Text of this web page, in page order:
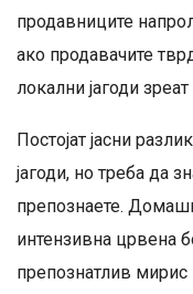
продавниците
ако продавачите
локални јагоди
Постојат јасни
јагоди, но треба да
препознаете.
интензивна црвена
препознатлив